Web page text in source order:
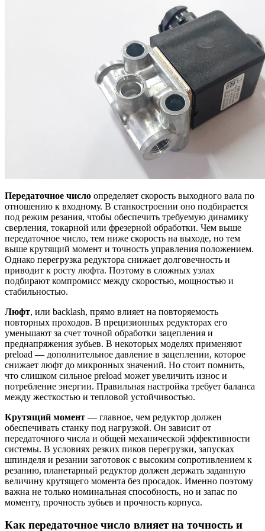
Передаточное число определяет скорость выходного вала по
отношению к входному. В станкостроении оно подбирается
под режим резания, чтобы обеспечить требуемую динамику
сверления, токарной или фрезерной обработки. Чем выше
передаточное число, тем ниже скорость на выходе, но тем
выше крутящий момент и точность управления положением.
Однако перегрузка редуктора снижает долговечность и
приводит к росту люфта. Поэтому в сложных узлах
подбирают компромисс между скоростью, мощностью и
стабильностью.
Люфт, или backlash, прямо влияет на повторяемость
повторных проходов. В прецизионных редукторах его
уменьшают за счет точной обработки зацепления и
преднапряжения зубьев. В некоторых моделях применяют
preload — дополнительное давление в зацеплении, которое
снижает люфт до микронных значений. Но стоит помнить,
что слишком сильное preload может увеличить износ и
потребление энергии. Правильная настройка требует баланса
между жесткостью и тепловой устойчивостью.
Крутящий момент — главное, чем редуктор должен
обеспечивать станку под нагрузкой. Он зависит от
передаточного числа и общей механической эффективности
системы. В условиях резких пиков перегрузки, запусках
шпинделя и резании заготовок с высоким сопротивлением к
резанию, планетарный редуктор должен держать заданную
величину крутящего момента без просадок. Именно поэтому
важна не только номинальная способность, но и запас по
моменту, прочность зубьев и прочность корпуса.
Как передаточное число влияет на точность и